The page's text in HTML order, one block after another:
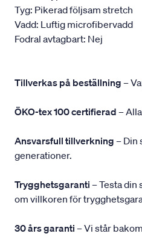
Tyg: Pikerad följsam stretch
Vadd: Luftig microfibervadd
Fodral avtagbart: Nej
Tillverkas på beställning –
ÖKO-tex 100 certifierad –
Ansvarsfull tillverkning – Din
generationer.
Trygghetsgaranti – Testa din
om villkoren för
30 års garanti – Vi står